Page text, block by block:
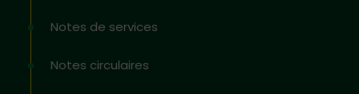
Notes de services
Notes circulaires